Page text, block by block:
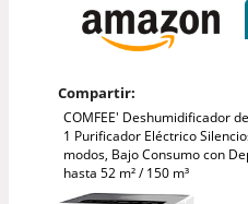
Compartir:
COMFEE' Deshumidificador
1 Purificador Eléctrico
modos, Bajo Consumo con
hasta 52 m² / 150 m³